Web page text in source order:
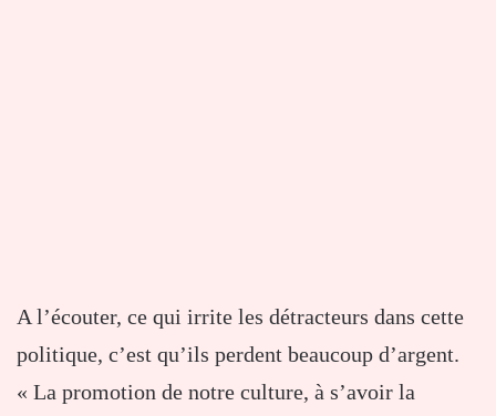
A l’écouter, ce qui irrite les détracteurs dans cette
politique, c’est qu’ils perdent beaucoup d’argent.
« La promotion de notre culture, à s’avoir la